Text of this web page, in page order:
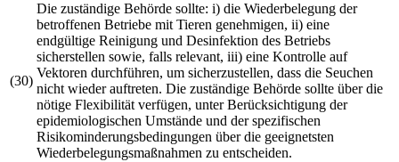
(30)
Die zuständige Behörde sollte: i) die Wiederbelegung der
betroffenen Betriebe mit Tieren genehmigen, ii) eine
endgültige Reinigung und Desinfektion des Betriebs
sicherstellen sowie, falls relevant, iii) eine Kontrolle auf
Vektoren durchführen, um sicherzustellen, dass die Seuchen
nicht wieder auftreten. Die zuständige Behörde sollte über die
nötige Flexibilität verfügen, unter Berücksichtigung der
epidemiologischen Umstände und der spezifischen
Risikominderungsbedingungen über die geeignetsten
Wiederbelegungsmaßnahmen zu entscheiden.